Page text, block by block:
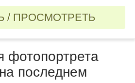
/ ПРОСМОТРЕТЬ
фотопортрета
последнем